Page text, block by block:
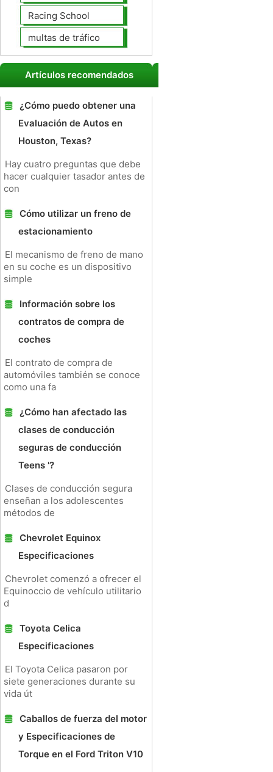
Racing School
multas de tráfico
Artículos recomendados
¿Cómo puedo obtener una
Evaluación de Autos en
Houston, Texas?
Hay cuatro preguntas que debe
hacer cualquier tasador antes de
con
Cómo utilizar un freno de
estacionamiento
El mecanismo de freno de mano
en su coche es un dispositivo
simple
Información sobre los
contratos de compra de
coches
El contrato de compra de
automóviles también se conoce
como una fa
¿Cómo han afectado las
clases de conducción
seguras de conducción
Teens '?
Clases de conducción segura
enseñan a los adolescentes
métodos de
Chevrolet Equinox
Especificaciones
Chevrolet comenzó a ofrecer el
Equinoccio de vehículo utilitario
d
Toyota Celica
Especificaciones
El Toyota Celica pasaron por
siete generaciones durante su
vida út
Caballos de fuerza del motor
y Especificaciones de
Torque en el Ford Triton V10